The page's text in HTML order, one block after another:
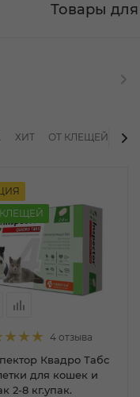
Товары
ХИТ ОТ КЛЕЩЕЙ
4 отзыва
Квадро Табс
для кошек и
2-8 кг.упак.